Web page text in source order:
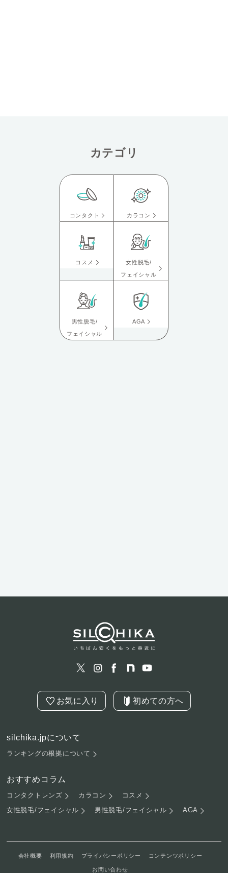
カテゴリ
コンタクト カラコン
コスメ
女性脱毛/
フェイシャル
男性脱毛/
フェイシャル
AGA
お気に入り 初めての方へ
silchika.jpについて
ランキングの根拠について
おすすめコラム
コンタクトレンズ カラコン
コスメ
女性脱毛/フェイシャル
男性脱毛/フェイシャル AGA
会社概要 利用規約 プライバシーポリシー コンテンツポリシー
お問い合わせ